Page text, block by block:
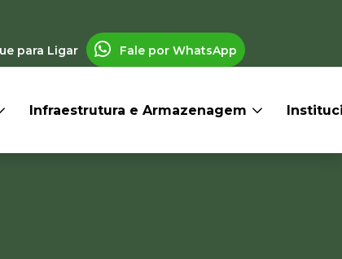
para Ligar Fale por WhatsApp
Infraestrutura e Armazenagem